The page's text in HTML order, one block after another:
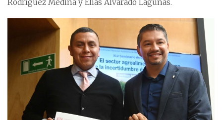
Rodríguez Medina y Elías Alvarado Lagunas.